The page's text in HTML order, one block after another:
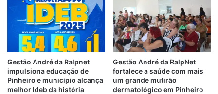
que vem agora agradecer o voto de vocês”,
falou André Fufuca no evento que contou
com a presença de centenas de pessoas.
Gestão André da Ralpnet
impulsiona educação de
Pinheiro e município alcança
melhor Ideb da história
Gestão André da RalpNet
fortalece a saúde com mais
um grande mutirão
dermatológico em Pinheiro